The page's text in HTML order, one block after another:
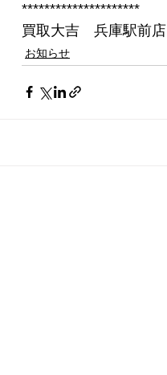
*********************
買取大吉　兵庫駅前店
お知らせ